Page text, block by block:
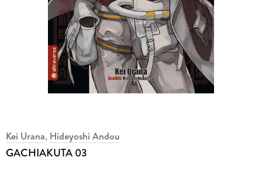
Kei Urana, Hideyoshi Andou
GACHIAKUTA 03